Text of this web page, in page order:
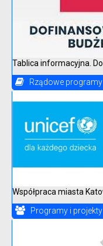
Tablica informacyjna.
Rządowe
Współpraca miasta
Programy i